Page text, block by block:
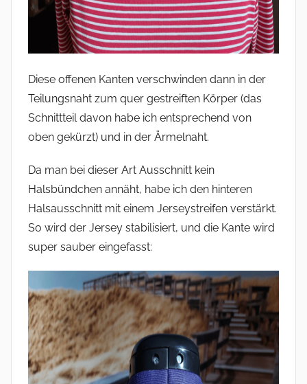
Diese offenen Kanten verschwinden dann in der
Teilungsnaht zum quer gestreiften Körper (das
Schnittteil davon habe ich entsprechend von
oben gekürzt) und in der Ärmelnaht.
Da man bei dieser Art Ausschnitt kein
Halsbündchen annäht, habe ich den hinteren
Halsausschnitt mit einem Jerseystreifen verstärkt.
So wird der Jersey stabilisiert, und die Kante wird
super sauber eingefasst: